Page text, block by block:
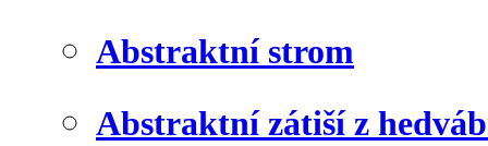
Abstraktní strom
Abstraktní zátiší z